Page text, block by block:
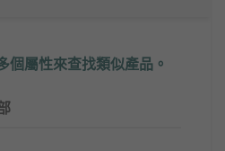
個屬性來查找類似產品。